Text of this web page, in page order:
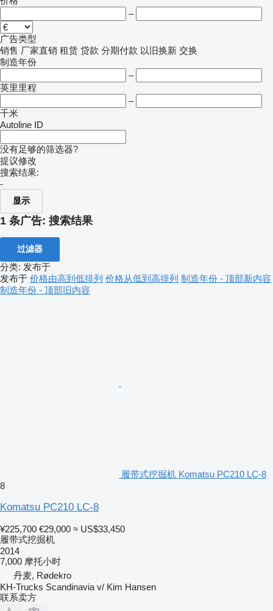
–
广告类型
销售 厂家直销 租赁 贷款 分期付款 以旧换新 交换
制造年份
–
英里里程
–
千米
Autoline ID
没有足够的筛选器?
提议修改
搜索结果:
-
显示
1 条广告: 搜索结果
过滤器
分类: 发布于
发布于 价格由高到低排列 价格从低到高排列 制造年份 - 顶部新内容
制造年份 - 顶部旧内容
履带式挖掘机 Komatsu PC210 LC-8
8
Komatsu PC210 LC-8
¥225,700 €29,000 ≈ US$33,450
履带式挖掘机
2014
7,000 摩托小时
丹麦, Rødekro
KH-Trucks Scandinavia v/ Kim Hansen
联系卖方